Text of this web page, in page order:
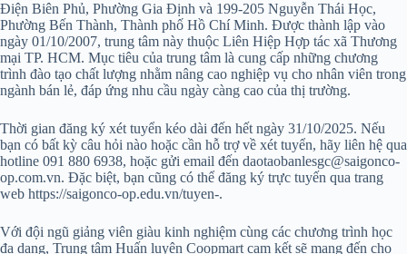
Điện Biên Phủ, Phường Gia Định và 199-205 Nguyễn Thái Học,
Phường Bến Thành, Thành phố Hồ Chí Minh. Được thành lập vào
ngày 01/10/2007, trung tâm này thuộc Liên Hiệp Hợp tác xã Thương
mại TP. HCM. Mục tiêu của trung tâm là cung cấp những chương
trình đào tạo chất lượng nhằm nâng cao nghiệp vụ cho nhân viên trong
ngành bán lẻ, đáp ứng nhu cầu ngày càng cao của thị trường.
Thời gian đăng ký xét tuyển kéo dài đến hết ngày 31/10/2025. Nếu
bạn có bất kỳ câu hỏi nào hoặc cần hỗ trợ về xét tuyển, hãy liên hệ qua
hotline 091 880 6938, hoặc gửi email đến daotaobanlesgc@saigonco-
op.com.vn. Đặc biệt, bạn cũng có thể đăng ký trực tuyến qua trang
web https://saigonco-op.edu.vn/tuyen-.
Với đội ngũ giảng viên giàu kinh nghiệm cùng các chương trình học
đa dạng, Trung tâm Huấn luyện Coopmart cam kết sẽ mang đến cho